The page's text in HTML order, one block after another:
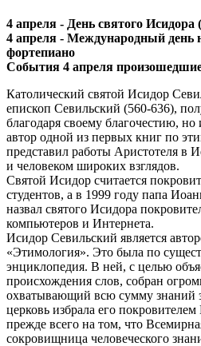
4 апреля - День святого
4 апреля - Международный день
фортепиано
События 4 апреля
Католический святой Исидор
епископ Севильский (560-636),
благодаря своему благочестию,
автор одной из первых книг по
представил работы Аристотеля в
и человеком широких взглядов.
Святой Исидор считается
студентов, а в 1999 году папа
назвал святого Исидора
компьютеров и Интернета.
Исидор Севильский является
«Этимология». Это была по
энциклопедия. В ней, с целью
происхождения слов, собран
охватывающий всю сумму знаний
церковь избрала его
прежде всего на том, что
сокровищница человеческого